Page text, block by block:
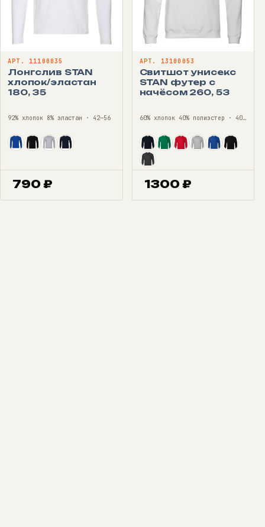
АРТ. 11100035
Лонгслив STAN
хлопок/эластан
180, 35
92% хлопок 8% эластан · 42—56
790 ₽
АРТ. 13100053
Свитшот унисекс
STAN футер с
начёсом 260, 53
60% хлопок 40% полиэстер · 40—56
1300 ₽